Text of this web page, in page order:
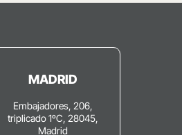
MADRID
Embajadores, 206,
triplicado 1ºC, 28045,
Madrid